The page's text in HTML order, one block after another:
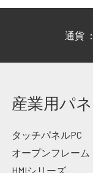
通貨 ：
産業用パ
タッチパネルPC
オープンフレーム
HMIシリーズ